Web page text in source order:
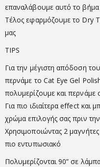
επαναλάβουμε αυτό το
Τέλος εφαρμόζουμε το Dry
μας
TIPS
Για την μέγιστη απόδοση
περνάμε το Cat Eye Gel
πολυμερίζουμε και περνάμε
Για πιο ιδιαίτερα effect και
χρώμα επιλογής σας πριν
Χρησιμοποιώντας 2
πιο εντυπωσιακό
Πολυμερίζονται 90” σε